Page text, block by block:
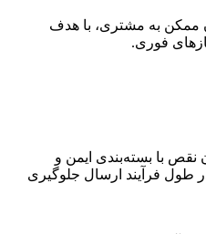
ممکن به مشتری، با هدف
فوری.
نقص با بسته‌بندی ایمن و
طول فرآیند ارسال جلوگیری